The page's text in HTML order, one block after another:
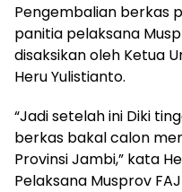
Pengembalian berkas
panitia pelaksana
disaksikan oleh Ketua
Heru Yulistianto.
“Jadi setelah ini Diki
berkas bakal calon
Provinsi Jambi,” kata
Pelaksana Musprov